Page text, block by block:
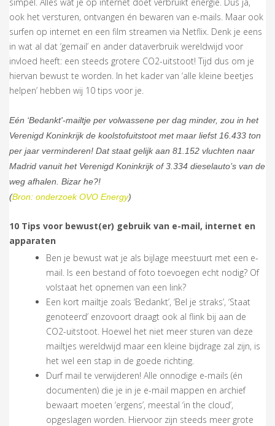
ook het versturen, ontvangen én bewaren van e-mails. Maar ook
surfen op internet en een film streamen via Netflix. Denk je eens
in wat al dat ‘gemail’ en ander dataverbruik wereldwijd voor
invloed heeft: een steeds grotere CO2-uitstoot! Tijd dus om je
hiervan bewust te worden. In het kader van ‘alle kleine beetjes
helpen’ hebben wij 10 tips voor je.
Eén ‘Bedankt'-mailtje per volwassene per dag minder, zou in het
Verenigd Koninkrijk de koolstofuitstoot met maar liefst 16.433 ton
per jaar verminderen! Dat staat gelijk aan 81.152 vluchten naar
Madrid vanuit het Verenigd Koninkrijk of 3.334 dieselauto’s van de
weg afhalen. Bizar he?!
(Bron: onderzoek OVO Energy)
10 Tips voor bewust(er) gebruik van e-mail, internet en
apparaten
Ben je bewust wat je als bijlage meestuurt met een e-
mail. Is een bestand of foto toevoegen echt nodig? Of
volstaat het opnemen van een link?
Een kort mailtje zoals ‘Bedankt’, ‘Bel je straks’, ‘Staat
genoteerd’ enzovoort draagt ook al flink bij aan de
CO2-uitstoot. Hoewel het niet meer sturen van deze
mailtjes wereldwijd maar een kleine bijdrage zal zijn, is
het wel een stap in de goede richting.
Durf mail te verwijderen! Alle onnodige e-mails (én
documenten) die je in je e-mail mappen en archief
bewaart moeten ‘ergens’, meestal ‘in the cloud’,
opgeslagen worden. Hiervoor zijn steeds meer grote